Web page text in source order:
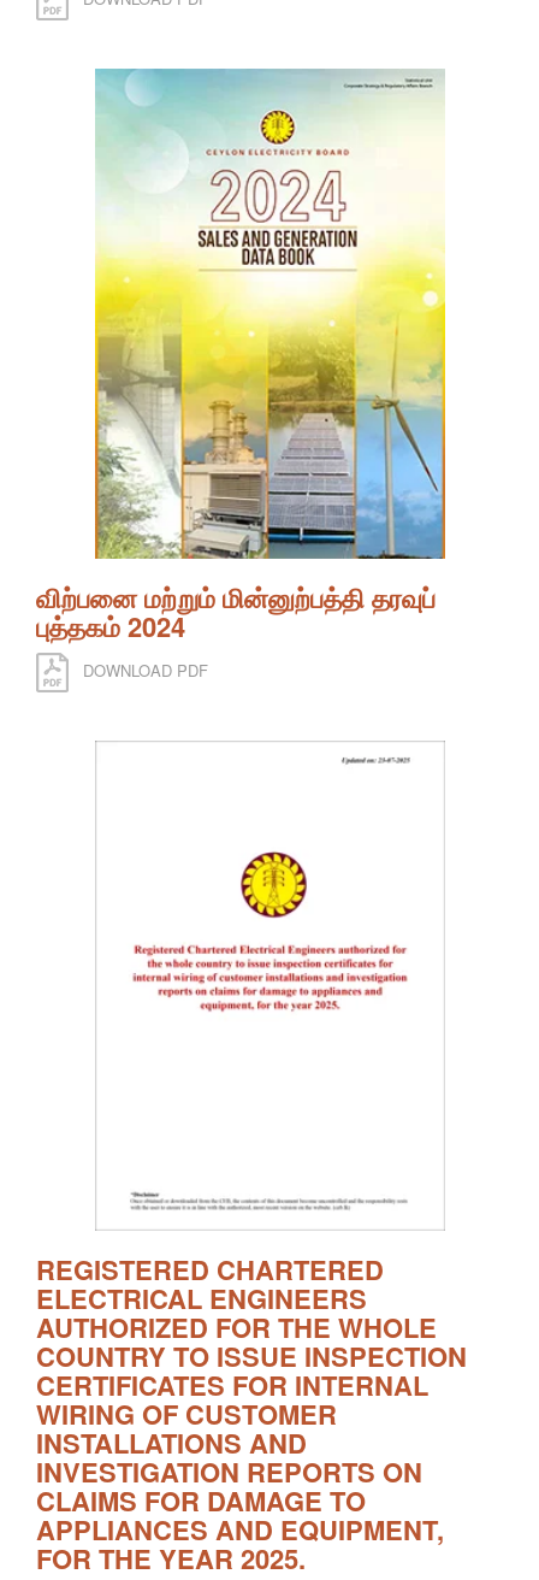
விற்பனை மற்றும் மின்னுற்பத்தி தரவுப்
புத்தகம் 2024
DOWNLOAD PDF
REGISTERED CHARTERED
ELECTRICAL ENGINEERS
AUTHORIZED FOR THE WHOLE
COUNTRY TO ISSUE INSPECTION
CERTIFICATES FOR INTERNAL
WIRING OF CUSTOMER
INSTALLATIONS AND
INVESTIGATION REPORTS ON
CLAIMS FOR DAMAGE TO
APPLIANCES AND EQUIPMENT,
FOR THE YEAR 2025.